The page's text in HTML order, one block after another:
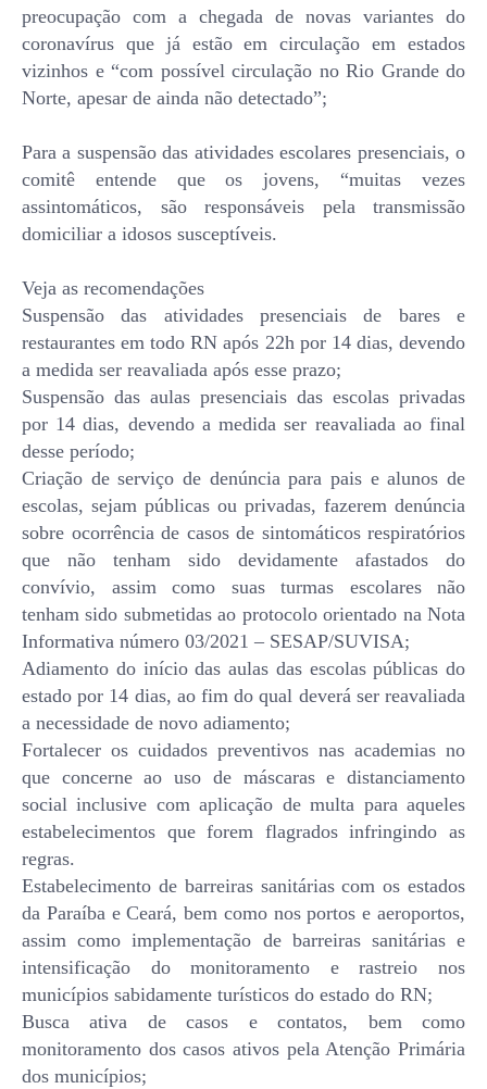
preocupação com a chegada de novas variantes do
coronavírus que já estão em circulação em estados
vizinhos e “com possível circulação no Rio Grande do
Norte, apesar de ainda não detectado”;
Para a suspensão das atividades escolares presenciais, o
comitê entende que os jovens, “muitas vezes
assintomáticos, são responsáveis pela transmissão
domiciliar a idosos susceptíveis.
Veja as recomendações
Suspensão das atividades presenciais de bares e
restaurantes em todo RN após 22h por 14 dias, devendo
a medida ser reavaliada após esse prazo;
Suspensão das aulas presenciais das escolas privadas
por 14 dias, devendo a medida ser reavaliada ao final
desse período;
Criação de serviço de denúncia para pais e alunos de
escolas, sejam públicas ou privadas, fazerem denúncia
sobre ocorrência de casos de sintomáticos respiratórios
que não tenham sido devidamente afastados do
convívio, assim como suas turmas escolares não
tenham sido submetidas ao protocolo orientado na Nota
Informativa número 03/2021 – SESAP/SUVISA;
Adiamento do início das aulas das escolas públicas do
estado por 14 dias, ao fim do qual deverá ser reavaliada
a necessidade de novo adiamento;
Fortalecer os cuidados preventivos nas academias no
que concerne ao uso de máscaras e distanciamento
social inclusive com aplicação de multa para aqueles
estabelecimentos que forem flagrados infringindo as
regras.
Estabelecimento de barreiras sanitárias com os estados
da Paraíba e Ceará, bem como nos portos e aeroportos,
assim como implementação de barreiras sanitárias e
intensificação do monitoramento e rastreio nos
municípios sabidamente turísticos do estado do RN;
Busca ativa de casos e contatos, bem como
monitoramento dos casos ativos pela Atenção Primária
dos municípios;